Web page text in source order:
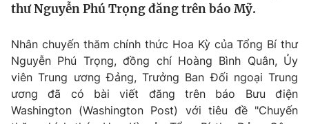
Tin tức
Thế giới đó đây
Câu chuyện quốc tế
Kinh tế
Tài chính
Thị trường
Góc doanh nghiệp
Dữ liệu và đời sống
Truyền hình
thư Nguyễn Phú Trọng đăng trên báo Mỹ.
Nhân chuyến thăm chính thức Hoa Kỳ của Tổng Bí thư
Nguyễn Phú Trọng, đồng chí Hoàng Bình Quân, Ủy
viên Trung ương Đảng, Trưởng Ban Đối ngoại Trung
ương đã có bài viết đăng trên báo Bưu điện
Washington (Washington Post) với tiêu đề "Chuyến